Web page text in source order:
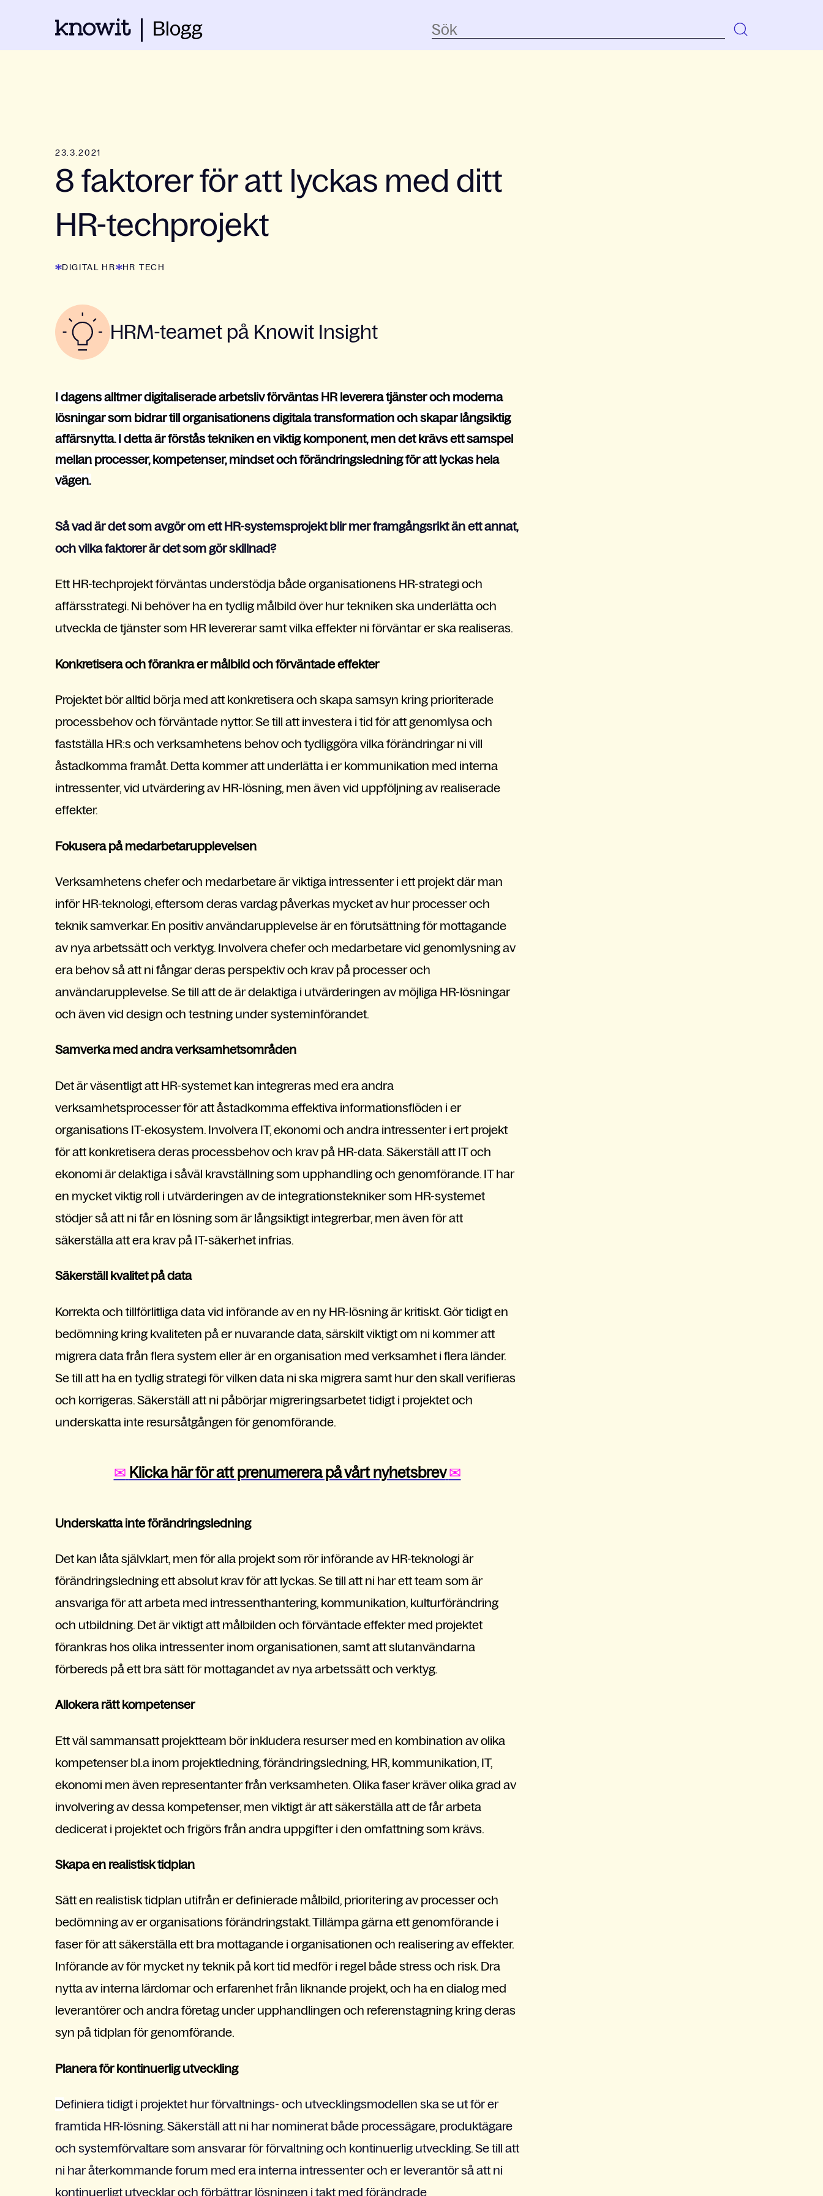
Blogg
23.3.2021
8 faktorer för att lyckas med ditt
HR-techprojekt
DIGITAL HR HR TECH
HRM-teamet på Knowit Insight
I dagens alltmer digitaliserade arbetsliv förväntas HR leverera tjänster och moderna
lösningar som bidrar till organisationens digitala transformation och skapar långsiktig
affärsnytta. I detta är förstås tekniken en viktig komponent, men det krävs ett samspel
mellan processer, kompetenser, mindset och förändringsledning för att lyckas hela
vägen.
Så vad är det som avgör om ett HR-systemsprojekt blir mer framgångsrikt än ett annat,
och vilka faktorer är det som gör skillnad?
Ett HR-techprojekt förväntas understödja både organisationens HR-strategi och
affärsstrategi. Ni behöver ha en tydlig målbild över hur tekniken ska underlätta och
utveckla de tjänster som HR levererar samt vilka effekter ni förväntar er ska realiseras.
Konkretisera och förankra er målbild och förväntade effekter
Projektet bör alltid börja med att konkretisera och skapa samsyn kring prioriterade
processbehov och förväntade nyttor. Se till att investera i tid för att genomlysa och
fastställa HR:s och verksamhetens behov och tydliggöra vilka förändringar ni vill
åstadkomma framåt. Detta kommer att underlätta i er kommunikation med interna
intressenter, vid utvärdering av HR-lösning, men även vid uppföljning av realiserade
effekter.
Fokusera på medarbetarupplevelsen
Verksamhetens chefer och medarbetare är viktiga intressenter i ett projekt där man
inför HR-teknologi, eftersom deras vardag påverkas mycket av hur processer och
teknik samverkar. En positiv användarupplevelse är en förutsättning för mottagande
av nya arbetssätt och verktyg. Involvera chefer och medarbetare vid genomlysning av
era behov så att ni fångar deras perspektiv och krav på processer och
användarupplevelse. Se till att de är delaktiga i utvärderingen av möjliga HR-lösningar
och även vid design och testning under systeminförandet.
Samverka med andra verksamhetsområden
Det är väsentligt att HR-systemet kan integreras med era andra
verksamhetsprocesser för att åstadkomma effektiva informationsflöden i er
organisations IT-ekosystem. Involvera IT, ekonomi och andra intressenter i ert projekt
för att konkretisera deras processbehov och krav på HR-data. Säkerställ att IT och
ekonomi är delaktiga i såväl kravställning som upphandling och genomförande. IT har
en mycket viktig roll i utvärderingen av de integrationstekniker som HR-systemet
stödjer så att ni får en lösning som är långsiktigt integrerbar, men även för att
säkerställa att era krav på IT-säkerhet infrias.
Säkerställ kvalitet på data
Korrekta och tillförlitliga data vid införande av en ny HR-lösning är kritiskt. Gör tidigt en
bedömning kring kvaliteten på er nuvarande data, särskilt viktigt om ni kommer att
migrera data från flera system eller är en organisation med verksamhet i flera länder.
Se till att ha en tydlig strategi för vilken data ni ska migrera samt hur den skall verifieras
och korrigeras. Säkerställ att ni påbörjar migreringsarbetet tidigt i projektet och
underskatta inte resursåtgången för genomförande.
✉ Klicka här för att prenumerera på vårt nyhetsbrev ✉
Underskatta inte förändringsledning
Det kan låta självklart, men för alla projekt som rör införande av HR-teknologi är
förändringsledning ett absolut krav för att lyckas. Se till att ni har ett team som är
ansvariga för att arbeta med intressenthantering, kommunikation, kulturförändring
och utbildning. Det är viktigt att målbilden och förväntade effekter med projektet
förankras hos olika intressenter inom organisationen, samt att slutanvändarna
förbereds på ett bra sätt för mottagandet av nya arbetssätt och verktyg.
Allokera rätt kompetenser
Ett väl sammansatt projektteam bör inkludera resurser med en kombination av olika
kompetenser bl.a inom projektledning, förändringsledning, HR, kommunikation, IT,
ekonomi men även representanter från verksamheten. Olika faser kräver olika grad av
involvering av dessa kompetenser, men viktigt är att säkerställa att de får arbeta
dedicerat i projektet och frigörs från andra uppgifter i den omfattning som krävs.
Skapa en realistisk tidplan
Sätt en realistisk tidplan utifrån er definierade målbild, prioritering av processer och
bedömning av er organisations förändringstakt. Tillämpa gärna ett genomförande i
faser för att säkerställa ett bra mottagande i organisationen och realisering av effekter.
Införande av för mycket ny teknik på kort tid medför i regel både stress och risk. Dra
nytta av interna lärdomar och erfarenhet från liknande projekt, och ha en dialog med
leverantörer och andra företag under upphandlingen och referenstagning kring deras
syn på tidplan för genomförande.
Planera för kontinuerlig utveckling
Definiera tidigt i projektet hur förvaltnings- och utvecklingsmodellen ska se ut för er
framtida HR-lösning. Säkerställ att ni har nominerat både processägare, produktägare
och systemförvaltare som ansvarar för förvaltning och kontinuerlig utveckling. Se till att
ni har återkommande forum med era interna intressenter och er leverantör så att ni
kontinuerligt utvecklar och förbättrar lösningen i takt med förändrade